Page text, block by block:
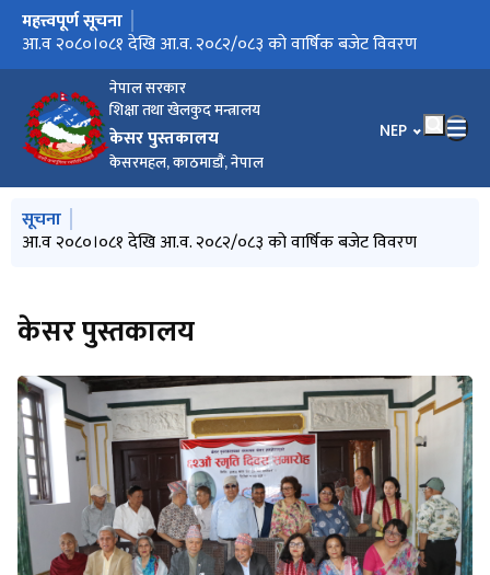
नेपाल सरकार
शिक्षा तथा खेलकुद मन्त्रालय
केसर पुस्तकालय
केसरमहल, काठमाडाैं, नेपाल
भाषा चयन गर्नुहोस्
NEP
मुख्य नेभिगेसनमा जानुहोस्
महत्त्वपूर्ण सूचना
उद्देश्य
आ.व २०८०।०८१ देखि आ.व. २०८२/०८३ को वार्षिक बजेट विवरण
मुख्य नेभिगेसनमा जानुहोस्
सूचना
आ.व २०८०।०८१ देखि आ.व. २०८२/०८३ को वार्षिक बजेट विवरण
केसर पुस्तकालय